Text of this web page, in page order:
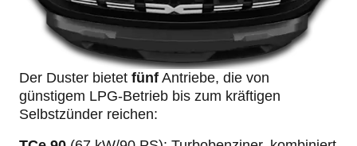
Der Duster bietet fünf Antriebe, die von
günstigem LPG-Betrieb bis zum kräftigen
Selbstzünder reichen: